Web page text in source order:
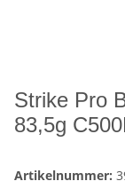
Strike Pro
83,5g
Artikelnummer: